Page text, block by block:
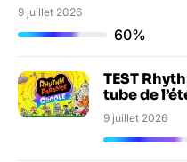
9 juillet 2026
60%
TEST
tube de
9 juillet 2026